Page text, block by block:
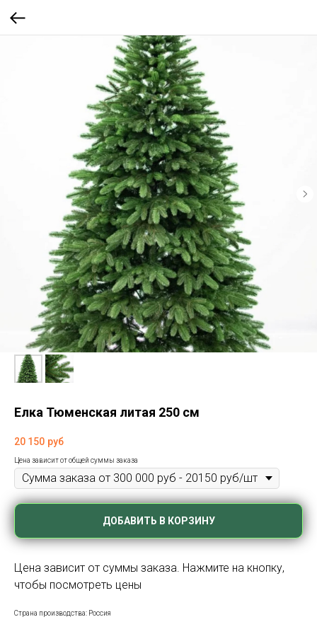
Елка Тюменская литая 250 см
20 150 руб
Цена зависит от общей суммы заказа
ДОБАВИТЬ В КОРЗИНУ
Цена зависит от суммы заказа. Нажмите на кнопку,
чтобы посмотреть цены
Страна производства: Россия